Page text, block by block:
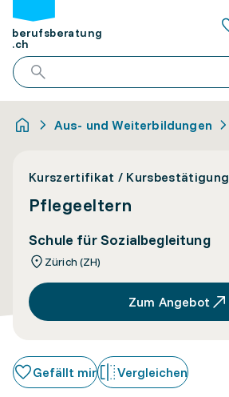
berufsberatung
.ch
Aus- und Weiterbildungen
Kurszertifikat / Kursbestätigung
Pflegeeltern
Schule für Sozialbegleitung
Zürich (ZH)
Zum Angebot
Gefällt mir Vergleichen